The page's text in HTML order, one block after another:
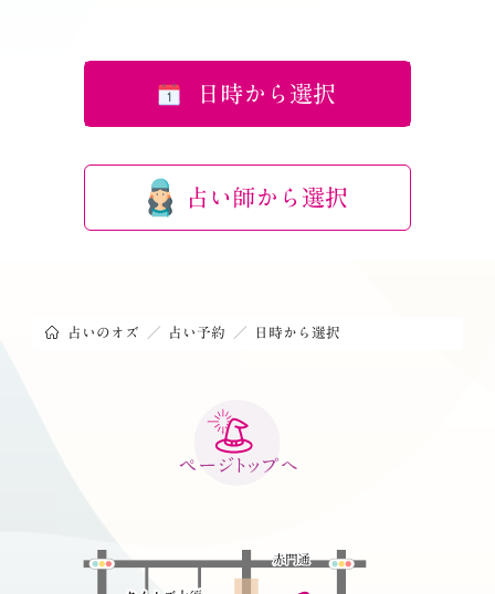
日時から選択
占い師から選択
占いのオズ 占い予約 日時から選択